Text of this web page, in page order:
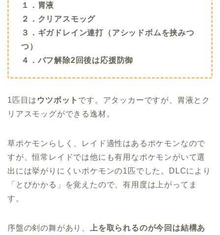
１．胃液
２．クリアスモッグ
３．ギガドレイン連打（アシッドボムを挟みつ
つ）
４．バフ解除2回後は応援防御
1匹目は ウツボット です。アタッカーですが、胃液とク
リアスモッグができる逸材。
草ポケモンらしく、レイド適性はあるポケモンなので
すが、恒常レイドでは他にも有用なポケモンがいて選
出には挙がりにくいポケモンの1匹でした。DLCにより
「とびかかる」を覚えたので、有用度は上がってま
す。
序盤の剣の舞があり、 上を取られるのが今回は結構あ